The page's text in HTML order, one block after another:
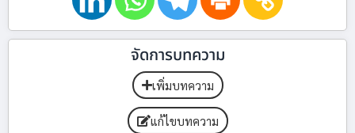
จัดการบทความ
เพิ่มบทความ
แก้ไขบทความ